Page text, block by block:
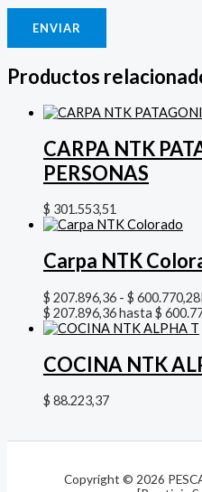
Productos
CARPA NTK
PERSONAS
$ 301.553,51
Carpa NTK
$ 207.896,36 - $ 600.770,28
$ 207.896,36 hasta $
COCINA NTK
$ 88.223,37
Copyright © 2026